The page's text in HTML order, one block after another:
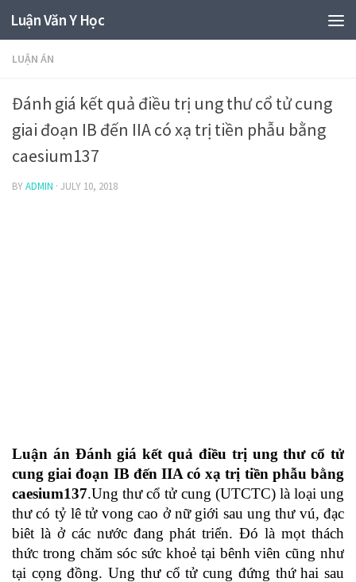
Luận Văn Y Học
LUẬN ÁN
Đánh giá kết quả điều trị ung thư cổ tử cung
giai đoạn IB đến IIA có xạ trị tiền phẫu bằng
caesium137
BYADMIN · JULY 10, 2018
Luận án Đánh giá kết quả điều trị ung thư cổ tử
cung giai đoạn IB đến IIA có xạ trị tiền phẫu bằng
caesium137.Ung thư cổ tử cung (UTCTC) là loại ung
thư có tỷ lê tử vong cao ở nữ giới sau ung thư vú, đạc
biêt là ở các nước đang phát triển. Đó là mọt thách
thức trong chăm sóc sức khoẻ tại bênh viên cũng như
tại cọng đồng. Ung thư cổ tử cung đứng thứ hai sau